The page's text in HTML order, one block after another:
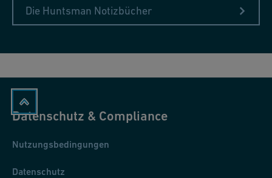
Die Huntsman Notizbücher
Datenschutz & Compliance
Nutzungsbedingungen
Datenschutz